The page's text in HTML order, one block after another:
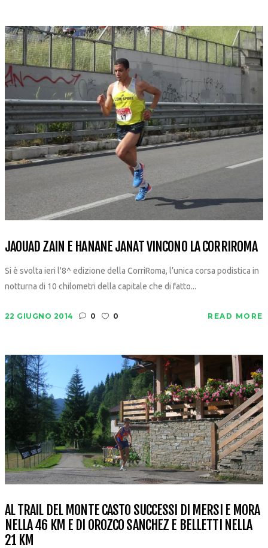
JAOUAD ZAIN E HANANE JANAT VINCONO LA CORRIROMA
Si è svolta ieri l'8^ edizione della CorriRoma, l’unica corsa podistica in
notturna di 10 chilometri della capitale che di fatto...
22 GIUGNO 2014 0 0 READ MORE
AL TRAIL DEL MONTE CASTO SUCCESSI DI MERSI E MORA
NELLA 46 KM E DI OROZCO SANCHEZ E BELLETTI NELLA
21 KM